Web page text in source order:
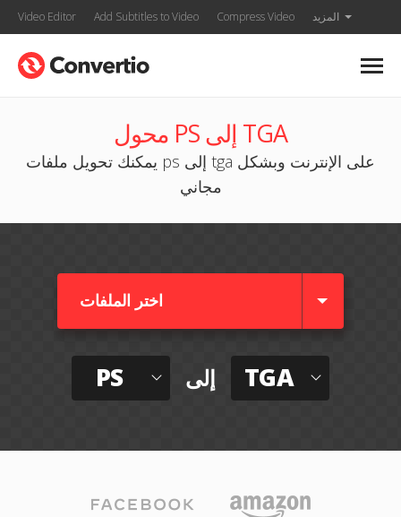
Video Editor Add Subtitles to Video Compress Video المزيد
محول PS إلى TGA
يمكنك تحويل ملفات ps إلى tga على الإنترنت وبشكل
مجاني
اختر الملفات
PS إلى TGA